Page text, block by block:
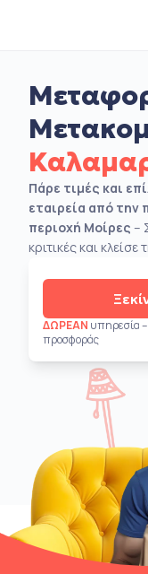
Πάρε τιμές και
εταιρεία από την
περιοχή Μοίρες –
κριτικές και
ΔΩΡΕΑΝ υπηρεσία
προσφοράς